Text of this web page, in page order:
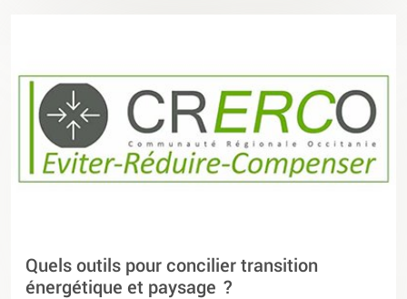
Quels outils pour concilier transition
énergétique et paysage ?